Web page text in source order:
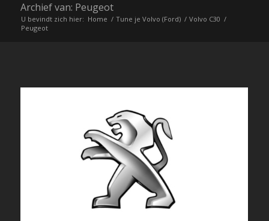
Archief van: Peugeot
U bevindt zich hier: Home / Tune je Volvo (Ford) / Volvo C30 /
Peugeot